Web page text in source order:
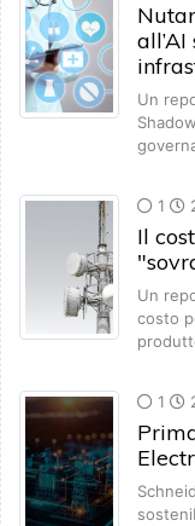
Un
1
Il
Un
costo
1